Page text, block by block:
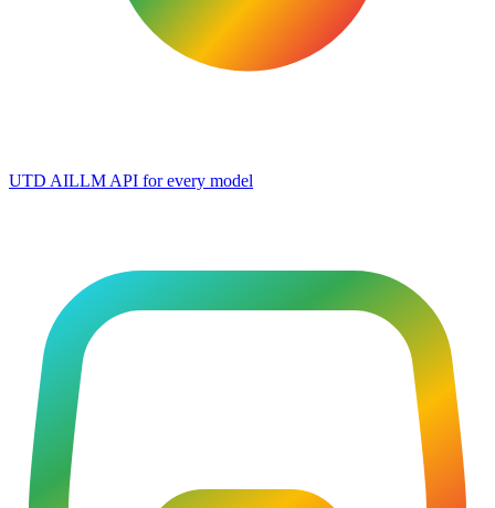
UTD AILLM API for every model